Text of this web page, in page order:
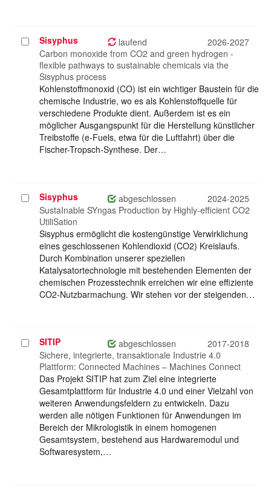
Projekt
auswählen
Sisyphus laufend
2026-2027
Carbon monoxide from CO2 and green hydrogen -
flexible pathways to sustainable chemicals via the
Sisyphus process
Kohlenstoffmonoxid (CO) ist ein wichtiger Baustein für die
chemische Industrie, wo es als Kohlenstoffquelle für
verschiedene Produkte dient. Außerdem ist es ein
möglicher Ausgangspunkt für die Herstellung künstlicher
Treibstoffe (e-Fuels, etwa für die Luftfahrt) über die
Fischer-Tropsch-Synthese. Der…
Projekt
auswählen
Sisyphus abgeschlossen
2024-2025
SustaInable SYngas Production by Highly-efficient CO2
UtiliSation
Sisyphus ermöglicht die kostengünstige Verwirklichung
eines geschlossenen Kohlendioxid (CO2) Kreislaufs.
Durch Kombination unserer speziellen
Katalysatortechnologie mit bestehenden Elementen der
chemischen Prozesstechnik erreichen wir eine effiziente
CO2-Nutzbarmachung. Wir stehen vor der steigenden…
Projekt
auswählen
SITIP abgeschlossen
2017-2018
Sichere, integrierte, transaktionale Industrie 4.0
Plattform: Connected Machines – Machines Connect
Das Projekt SITIP hat zum Ziel eine integrierte
Gesamtplattform für Industrie 4.0 und einer Vielzahl von
weiteren Anwendungsfeldern zu entwickeln. Dazu
werden alle nötigen Funktionen für Anwendungen im
Bereich der Mikrologistik in einem homogenen
Gesamtsystem, bestehend aus Hardwaremodul und
Softwaresystem,…